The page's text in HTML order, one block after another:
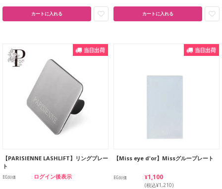
カートに入れる カートに入れる
【PARISIENNE LASHLIFT】リングプレー
ト
EG卸価 ログイン後表示
【Miss eye d'or】Missグループレート
EG卸価 ¥1,100
(税込¥1,210)